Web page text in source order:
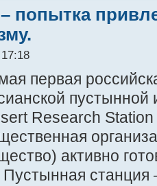
попытка
первая
пустынной
Research
активно
станция